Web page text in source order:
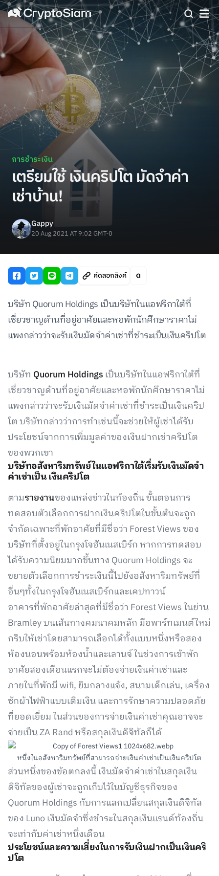
การชำระเงิน
เตรียมใช้ เงินคริปโต มัดจำค่า
เช่าบ้าน!
Gappy
20 Aug 2021 AT 9:02 GMT-0
คัดลอกลิงค์
บริษัท Quorum Holdings เป็นบริษัทในแอฟริกาใต้ที่
เชี่ยวชาญด้านที่อยู่อาศัยและหอพักนักศึกษาราคาไม่
แพงกล่าวว่าจะรับเงินมัดจำค่าเช่าที่ชำระเป็นเงินคริปโต
บริษัท Quorum Holdings เป็นบริษัทในแอฟริกาใต้ที่
เชี่ยวชาญด้านที่อยู่อาศัยและหอพักนักศึกษาราคาไม่
แพงกล่าวว่าจะรับเงินมัดจำค่าเช่าที่ชำระเป็นเงินคริป
โต บริษัทกล่าวว่าการทำเช่นนี้จะช่วยให้ผู้เช่าได้รับ
ประโยชน์จากการเพิ่มมูลค่าของเงินฝากเช่าคริปโต
ของพวกเขา
บริษัทอสังหาริมทรัพย์ในแอฟริกาใต้เริ่มรับเงินมัดจำ
ค่าเช่าเป็น เงินคริปโต
ตามรายงานของแหล่งข่าวในท้องถิ่น ขั้นตอนการ
ทดสอบตัวเลือกการฝากเงินคริปโตในขั้นต้นจะถูก
จำกัดเฉพาะที่พักอาศัยที่มีชื่อว่า Forest Views ของ
บริษัทที่ตั้งอยู่ในกรุงโจฮันเนสเบิร์ก หากการทดสอบ
ได้รับความนิยมมากขึ้นทาง Quorum Holdings จะ
ขยายตัวเลือกการชำระเงินนี้ไปยังอสังหาริมทรัพย์ที่
อื่นๆทั้งในกรุงโจฮันเนสเบิร์กและเคปทาวน์
อาคารที่พักอาศัยล่าสุดที่มีชื่อว่า Forest Views ในย่าน
Bramley บนเส้นทางคมนาคมหลัก มีอพาร์ทเมนต์ใหม่
กริบให้เช่าโดยสามารถเลือกได้ทั้งแบบหนึ่งหรือสอง
ห้องนอนพร้อมห้องน้ำและเลานจ์ ในช่วงการเข้าพัก
อาศัยสองเดือนแรกจะไม่ต้องจ่ายเงินค่าเช่าและ
ภายในที่พักมี wifi, ยิมกลางแจ้ง, สนามเด็กเล่น, เครื่อง
ซักผ้าไฟฟ้าแบบเติมเงิน และการรักษาความปลอดภัย
ที่ยอดเยี่ยม ในส่วนของการจ่ายเงินค่าเช่าคุณอาจจะ
จ่ายเป็น ZA Rand หรือสกุลเงินดิจิทัลก็ได้
หนึ่งในอสังหาริมทรัพย์ที่สามารถจ่ายเงินค่าเช่าเป็นเงินคริปโต
ส่วนหนึ่งของข้อตกลงนี้ เงินมัดจำค่าเช่าในสกุลเงิน
ดิจิทัลของผู้เช่าจะถูกเก็บไว้ในบัญชีธุรกิจของ
Quorum Holdings กับการแลกเปลี่ยนสกุลเงินดิจิทัล
ของ Luno เงินมัดจำซึ่งชำระในสกุลเงินแรนด์ท้องถิ่น
จะเท่ากับค่าเช่าหนึ่งเดือน
ประโยชน์และความเสี่ยงในการรับเงินฝากเป็นเงินคริ
ปโต